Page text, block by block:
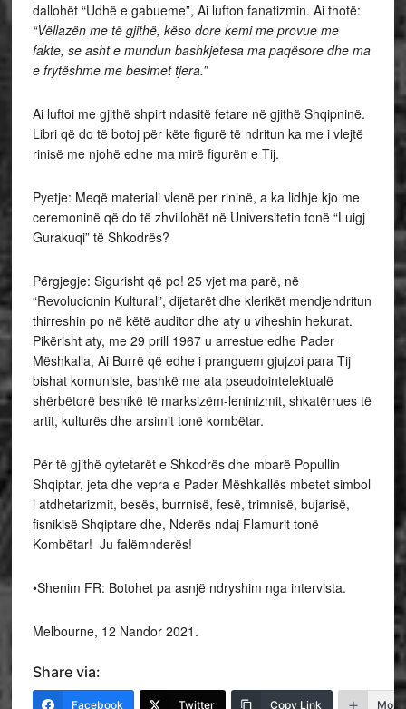
dallohët “Udhë e gabueme”, Ai lufton fanatizmin. Ai thotë:
“Vëllazën me të gjithë, këso dore kemi me provue me
fakte, se asht e mundun bashkjetesa ma paqësore dhe ma
e frytëshme me besimet tjera.”
Ai luftoi me gjithë shpirt ndasitë fetare në gjithë Shqipninë.
Libri që do të botoj për këte figurë të ndritun ka me i vlejtë
rinisë me njohë edhe ma mirë figurën e Tij.
Pyetje: Meqë materiali vlenë per rininë, a ka lidhje kjo me
ceremoninë që do të zhvillohët në Universitetin tonë “Luigj
Gurakuqi” të Shkodrës?
Përgjegje: Sigurisht që po! 25 vjet ma parë, në
“Revolucionin Kultural”, dijetarët dhe klerikët mendjendritun
thirreshin po në këtë auditor dhe aty u viheshin hekurat.
Pikërisht aty, me 29 prill 1967 u arrestue edhe Pader
Mëshkalla, Ai Burrë që edhe i pranguem gjujzoi para Tij
bishat komuniste, bashkë me ata pseudointelektualë
shërbëtorë besnikë të marksizëm-leninizmit, shkatërrues të
artit, kulturës dhe arsimit tonë kombëtar.
Për të gjithë qytetarët e Shkodrës dhe mbarë Popullin
Shqiptar, jeta dhe vepra e Pader Mëshkallës mbetet simbol
i atdhetarizmit, besës, burrnisë, fesë, trimnisë, bujarisë,
fisnikisë Shqiptare dhe, Nderës ndaj Flamurit tonë
Kombëtar! Ju falëmnderës!
•Shenim FR: Botohet pa asnjë ndryshim nga intervista.
Melbourne, 12 Nandor 2021.
Share via:
Facebook Twitter Copy Link More